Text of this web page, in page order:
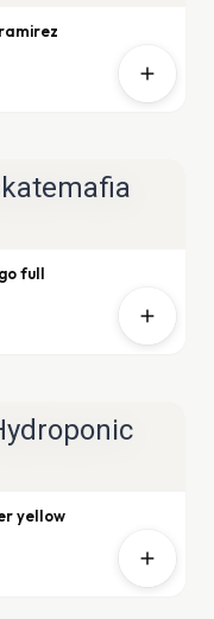
full
yellow